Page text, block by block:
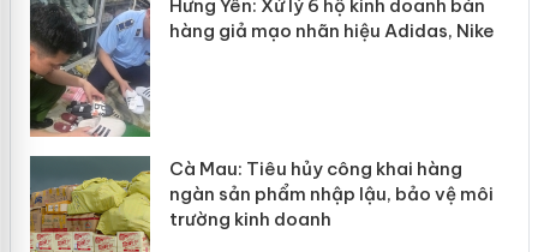
Hưng Yên: Xử lý 6 hộ kinh doanh bán
hàng giả mạo nhãn hiệu Adidas, Nike
Cà Mau: Tiêu hủy công khai hàng
ngàn sản phẩm nhập lậu, bảo vệ môi
trường kinh doanh